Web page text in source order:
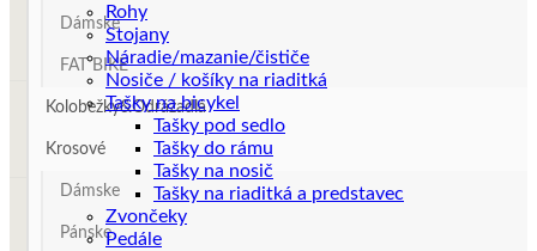
Rohy
Stojany
Náradie/mazanie/čističe
Nosiče / košíky na riaditká
Tašky na bicykel
Tašky pod sedlo
Tašky do rámu
Tašky na nosič
Tašky na riaditká a predstavec
Zvončeky
Pedále
Dámske
FAT BIKE
Kolobežky&Odrážadlá
Krosové
Dámske
Pánske